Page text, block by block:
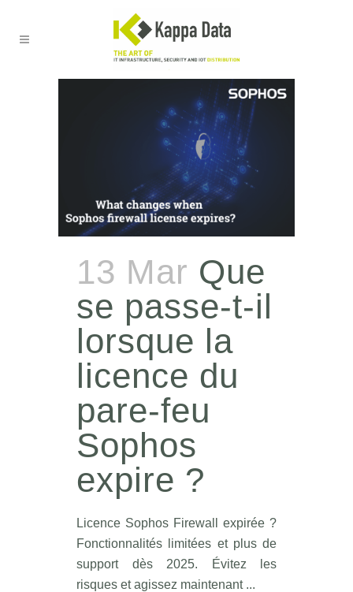
13 Mar Que
se passe-t-il
lorsque la
licence du
pare-feu
Sophos
expire ?
Licence Sophos Firewall expirée ?
Fonctionnalités limitées et plus de
support dès 2025. Évitez les
risques et agissez maintenant ...